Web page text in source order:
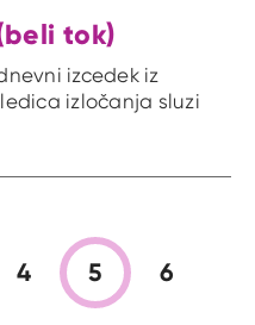
tok)
izcedek iz
izločanja sluzi
4 5 6